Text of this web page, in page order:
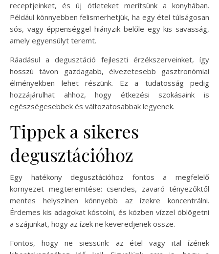
receptjeinket, és új ötleteket merítsünk a konyhában.
Például könnyebben felismerhetjük, ha egy étel túlságosan
sós, vagy éppenséggel hiányzik belőle egy kis savasság,
amely egyensúlyt teremt.
Ráadásul a degusztáció fejleszti érzékszerveinket, így
hosszú távon gazdagabb, élvezetesebb gasztronómiai
élményekben lehet részünk. Ez a tudatosság pedig
hozzájárulhat ahhoz, hogy étkezési szokásaink is
egészségesebbek és változatosabbak legyenek.
Tippek a sikeres
degusztációhoz
Egy hatékony degusztációhoz fontos a megfelelő
környezet megteremtése: csendes, zavaró tényezőktől
mentes helyszínen könnyebb az ízekre koncentrálni.
Érdemes kis adagokat kóstolni, és közben vízzel öblögetni
a szájunkat, hogy az ízek ne keveredjenek össze.
Fontos, hogy ne siessünk: az étel vagy ital ízének